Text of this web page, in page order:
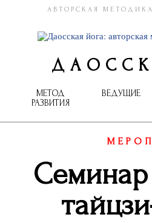
АВТОРСКАЯ
МЕТОД
РАЗВИТИЯ
ВЕДУЩИЕ